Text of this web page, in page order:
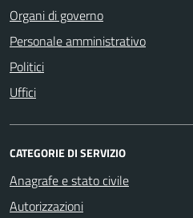
Organi di governo
Personale amministrativo
Politici
Uffici
CATEGORIE DI SERVIZIO
Anagrafe e stato civile
Autorizzazioni